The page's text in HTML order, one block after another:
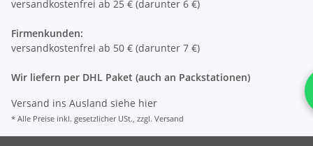
versandkostenfrei ab 25 € (darunter 6 €)
Firmenkunden:
versandkostenfrei ab 50 € (darunter 7 €)
Wir liefern per DHL Paket (auch an Packstationen)
Versand ins Ausland siehe hier
* Alle Preise inkl. gesetzlicher USt., zzgl. Versand